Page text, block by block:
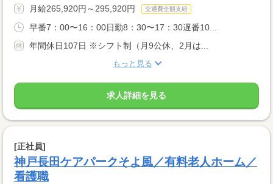
月給265,920円～295,920円 交通費全額支給
早番7：00〜16：00日勤8：30〜17：30遅番10...
年間休日107日 ※シフト制（月9公休、2月は...
もっと見る
求人詳細を見る
[正社員]
神戸長田ケアパークそよ風／有料老人ホーム／
看護職